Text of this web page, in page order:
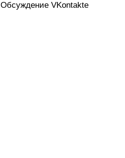
Обсуждение VKontakte